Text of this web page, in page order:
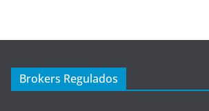
Brokers Regulados